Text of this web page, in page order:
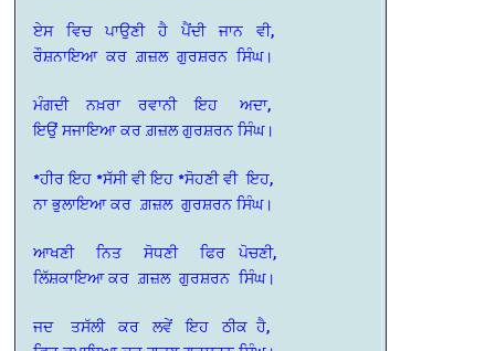
ਏਸ ਵਿਚ ਪਾਉਣੀ ਹੈ ਪੈਂਦੀ ਜਾਨ ਵੀ,
ਰੌਸ਼ਨਾਇਆ ਕਰ ਗ਼ਜ਼ਲ ਗੁਰਸ਼ਰਨ ਸਿੰਘ।
ਮੰਗਦੀ ਨਖ਼ਰਾ ਰਵਾਨੀ ਇਹ ਅਦਾ,
ਇਉਂ ਸਜਾਇਆ ਕਰ ਗ਼ਜ਼ਲ ਗੁਰਸ਼ਰਨ ਸਿੰਘ।
*ਹੀਰ ਇਹ *ਸੱਸੀ ਵੀ ਇਹ *ਸੋਹਣੀ ਵੀ ਇਹ,
ਨਾ ਭੁਲਾਇਆ ਕਰ ਗ਼ਜ਼ਲ ਗੁਰਸ਼ਰਨ ਸਿੰਘ।
ਆਖਣੀ ਨਿਤ ਸੋਧਣੀ ਫਿਰ ਪੋਚਣੀ,
ਲਿੱਸ਼ਕਾਇਆ ਕਰ ਗ਼ਜ਼ਲ ਗੁਰਸ਼ਰਨ ਸਿੰਘ।
ਜਦ ਤਸੱਲੀ ਕਰ ਲਵੇਂ ਇਹ ਠੀਕ ਹੈ,